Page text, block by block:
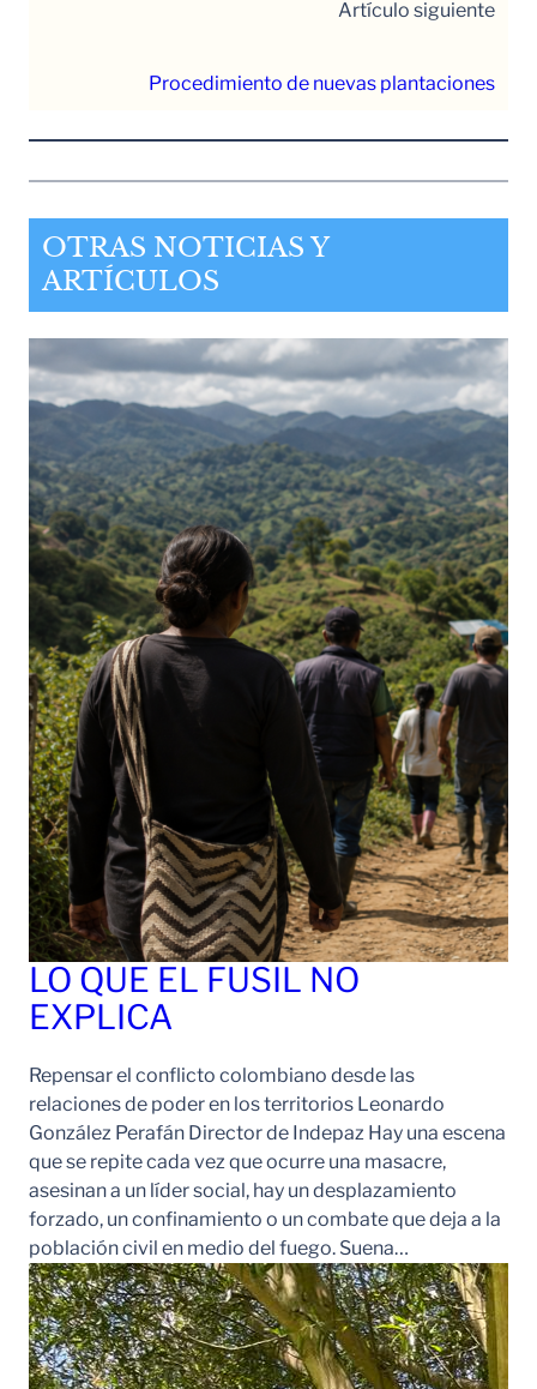
Artículo siguiente
Procedimiento de nuevas plantaciones
OTRAS NOTICIAS Y
ARTÍCULOS
LO QUE EL FUSIL NO
EXPLICA
Repensar el conflicto colombiano desde las
relaciones de poder en los territorios Leonardo
González Perafán Director de Indepaz Hay una escena
que se repite cada vez que ocurre una masacre,
asesinan a un líder social, hay un desplazamiento
forzado, un confinamiento o un combate que deja a la
población civil en medio del fuego. Suena…